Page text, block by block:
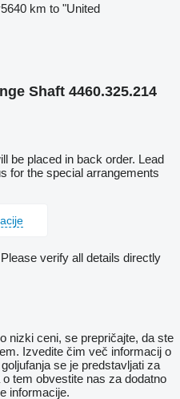
5640 km to "United
Shaft 4460.325.214
be placed in back order. Lead
for the special arrangements
verify all details directly
nizki ceni, se prepričajte, da ste
Izvedite čim več informacij o
se je predstavljati za
tem obvestite nas za dodatno
informacije.